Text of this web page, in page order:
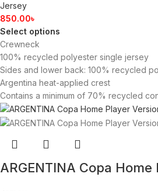
Jersey
850.00৳
Select options
Crewneck
100% recycled polyester single jersey
Sides and lower back: 100% recycled
Argentina heat-applied crest
Contains a minimum of 70% recycled
ARGENTINA Copa